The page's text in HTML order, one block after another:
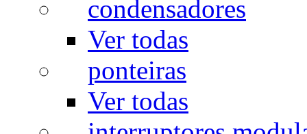
condensadores
Ver todas
ponteiras
Ver todas